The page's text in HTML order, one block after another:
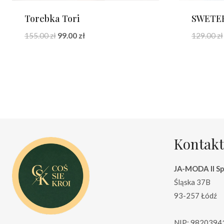
Torebka Tori
155.00zł Pierwotna
99.00 złAktualna
129.00zł
Kontakt
JA-MODA II
Śląska 37B
93-257 Łódź